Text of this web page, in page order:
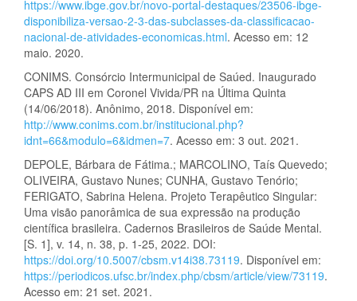
https://www.ibge.gov.br/novo-portal-destaques/23506-ibge-
disponibiliza-versao-2-3-das-subclasses-da-classificacao-
nacional-de-atividades-economicas.html. Acesso em: 12
maio. 2020.
CONIMS. Consórcio Intermunicipal de Saúed. Inaugurado
CAPS AD III em Coronel Vivida/PR na Última Quinta
(14/06/2018). Anônimo, 2018. Disponível em:
http://www.conims.com.br/institucional.php?
idnt=66&modulo=6&idmen=7. Acesso em: 3 out. 2021.
DEPOLE, Bárbara de Fátima.; MARCOLINO, Taís Quevedo;
OLIVEIRA, Gustavo Nunes; CUNHA, Gustavo Tenório;
FERIGATO, Sabrina Helena. Projeto Terapêutico Singular:
Uma visão panorâmica de sua expressão na produção
científica brasileira. Cadernos Brasileiros de Saúde Mental.
[S. 1], v. 14, n. 38, p. 1-25, 2022. DOI:
https://doi.org/10.5007/cbsm.v14i38.73119. Disponível em:
https://periodicos.ufsc.br/index.php/cbsm/article/view/73119.
Acesso em: 21 set. 2021.